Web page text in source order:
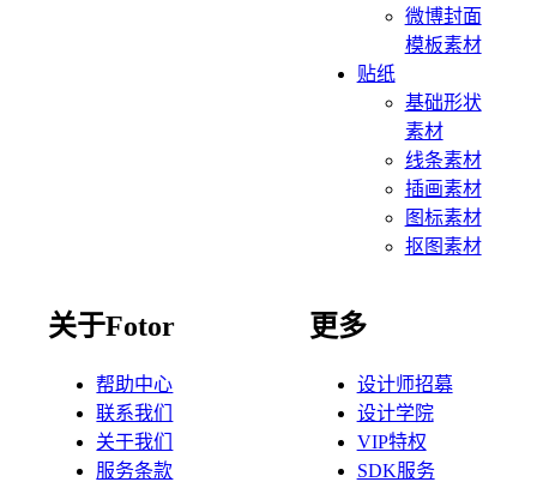
微博封面
模板素材
贴纸
基础形状
素材
线条素材
插画素材
图标素材
抠图素材
关于Fotor
帮助中心
联系我们
关于我们
服务条款
更多
设计师招募
设计学院
VIP特权
SDK服务